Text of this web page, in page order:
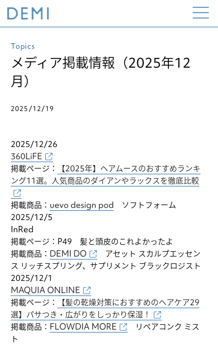
Open
the
Topics
メディア掲載情報（2025年12
月）
2025/12/19
2025/12/26
360LiFE
掲載ページ：
【2025年】ヘアムースのおすすめランキ
ング11選。人気商品のダイアンやラックスを徹底比較
掲載商品： uevo design pod ソフトフォーム
2025/12/5
InRed
掲載ページ：P49 髪と頭皮のこれよかったよ
掲載商品： DEMI DO
アセット スカルプエッセン
ス リッチスプリング、サプリメント ブラックロジスト
2025/12/1
MAQUIA ONLINE
掲載ページ：
【髪の乾燥対策におすすめのヘアケア29
選】パサつき・広がりをしっかり保湿！
掲載商品： FLOWDIA MORE
リペアコンク ミス
ト